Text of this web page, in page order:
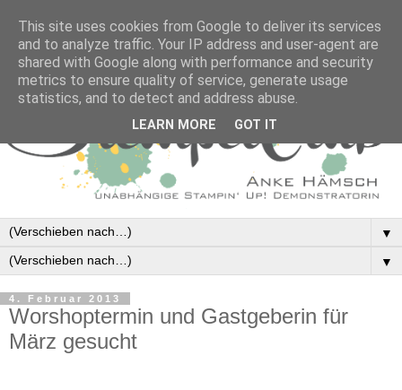
▼
▼
4. Februar 2013
Worshoptermin und Gastgeberin für
März gesucht
This site uses cookies from Google to deliver its services
and to analyze traffic. Your IP address and user-agent are
shared with Google along with performance and security
metrics to ensure quality of service, generate usage
statistics, and to detect and address abuse.
LEARN MORE GOT IT